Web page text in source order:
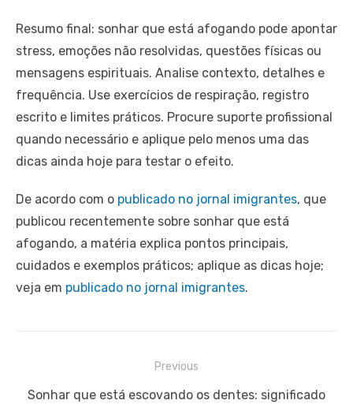
Resumo final: sonhar que está afogando pode apontar
stress, emoções não resolvidas, questões físicas ou
mensagens espirituais. Analise contexto, detalhes e
frequência. Use exercícios de respiração, registro
escrito e limites práticos. Procure suporte profissional
quando necessário e aplique pelo menos uma das
dicas ainda hoje para testar o efeito.
De acordo com o publicado no jornal imigrantes, que
publicou recentemente sobre sonhar que está
afogando, a matéria explica pontos principais,
cuidados e exemplos práticos; aplique as dicas hoje;
veja em publicado no jornal imigrantes.
de
Previous
Previous
Sonhar que está escovando os dentes: significado